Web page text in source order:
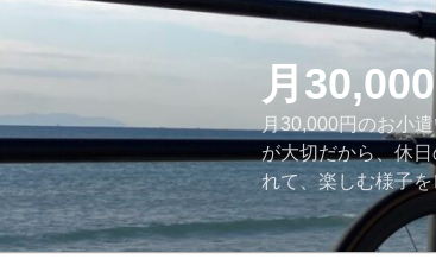
テ
ツ
ス
キ
ッ
月
月30,000円のお小
が大切だから、休
れて、楽しむ様子